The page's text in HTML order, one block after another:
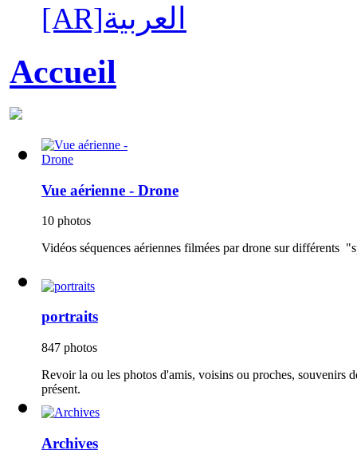
[AR]العربية
Accueil
Vue aérienne - Drone
10 photos
Vidéos séquences aériennes filmées par drone sur différents
portraits
847 photos
Revoir la ou les photos d'amis, voisins ou proches, souvenirs
présent.
Archives